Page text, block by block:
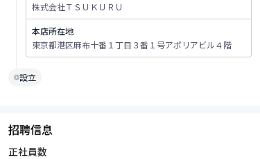
株式会社ＴＳＵＫＵＲＵ
本店所在地
東京都港区麻布十番１丁目３番１号アポリアビル４階
設立
招聘信息
正社員数